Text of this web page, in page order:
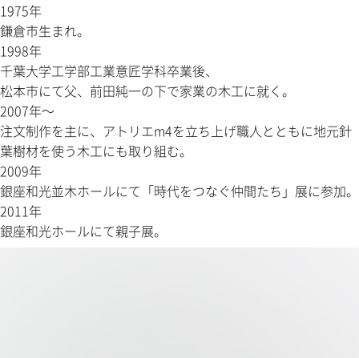
1975年
鎌倉市生まれ。
1998年
千葉大学工学部工業意匠学科卒業後、
松本市にて父、前田純一の下で家業の木工に就く。
2007年〜
注文制作を主に、アトリエm4を立ち上げ職人とともに地元針
葉樹材を使う木工にも取り組む。
2009年
銀座和光並木ホールにて「時代をつなぐ仲間たち」展に参加。
2011年
銀座和光ホールにて親子展。